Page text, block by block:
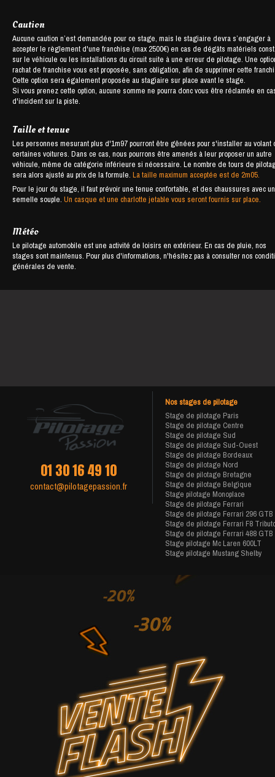
Caution
Aucune caution n’est demandée pour ce stage, mais le stagiaire devra s’engager à
accepter le règlement d'une franchise (max 2500€) en cas de dégâts matériels
sur le véhicule ou les installations du circuit suite à une erreur de pilotage. Une
rachat de franchise vous est proposée, sans obligation, afin de supprimer cette
Cette option sera également proposée au stagiaire sur place avant le stage.
Si vous prenez cette option, aucune somme ne pourra donc vous être réclamée en
d'incident sur la piste.
Taille et tenue
Les personnes mesurant plus d'1m97 pourront être gênées pour s'installer au volant
certaines voitures. Dans ce cas, nous pourrons être amenés à leur proposer un autre
véhicule, même de catégorie inférieure si nécessaire. Le nombre de tours de
sera alors ajusté au prix de la formule.La taille maximum acceptée est de 2m05.
Pour le jour du stage, il faut prévoir une tenue confortable, et des chaussures avec
semelle souple.Un casque et une charlotte jetable vous seront fournis sur place.
Météo
Le pilotage automobile est une activité de loisirs en extérieur. En cas de pluie, nos
stages sont maintenus. Pour plus d'informations, n'hésitez pas à consulter nos
générales de vente.
01 30 16 49 10
contact@pilotagepassion.fr
Nos stages de pilotage
Stage de pilotage Paris
Stage de pilotage Centre
Stage de pilotage Sud
Stage de pilotage Sud-Ouest
Stage de pilotage Bordeaux
Stage de pilotage Nord
Stage de pilotage Bretagne
Stage de pilotage Belgique
Stage pilotage Monoplace
Stage de pilotage Ferrari
Stage de pilotage Ferrari 296 GTB
Stage de pilotage Ferrari F8
Stage de pilotage Ferrari 488 GTB
Stage pilotage Mc Laren 600LT
Stage pilotage Mustang Shelby